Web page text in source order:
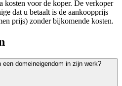
kosten voor de koper. De verkoper
dat u betaalt is de aankoopprijs
prijs) zonder bijkomende kosten.
een domeineigendom in zijn werk?